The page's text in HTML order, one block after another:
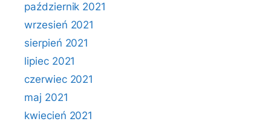
październik 2021
wrzesień 2021
sierpień 2021
lipiec 2021
czerwiec 2021
maj 2021
kwiecień 2021